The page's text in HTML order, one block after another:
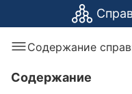
Содержание
Содержание